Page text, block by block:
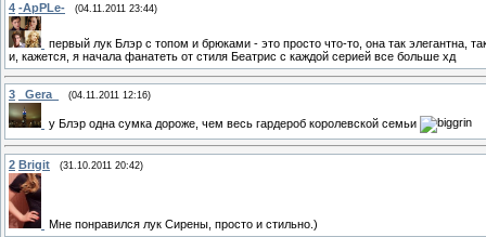
4 -ApPLe- (04.11.2011 23:44)
первый лук Блэр с топом и брюками - это просто что-то, она так элегантна,
и, кажется, я начала фанатеть от стиля Беатрис с каждой серией все больше хд
3 _Gera_ (04.11.2011 12:16)
у Блэр одна сумка дороже, чем весь гардероб королевской семьи
2 Brigit (31.10.2011 20:42)
Мне понравился лук Сирены, просто и стильно.)